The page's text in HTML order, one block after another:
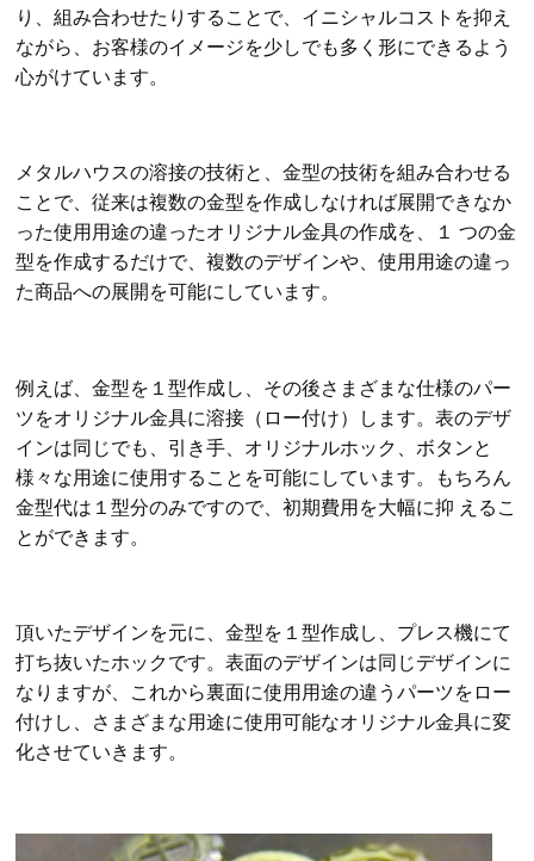
り、組み合わせたりすることで、イニシャルコストを抑え
ながら、お客様のイメージを少しでも多く形にできるよう
心がけています。
メタルハウスの溶接の技術と、金型の技術を組み合わせる
ことで、従来は複数の金型を作成しなければ展開できなか
った使用用途の違ったオリジナル金具の作成を、１ つの金
型を作成するだけで、複数のデザインや、使用用途の違っ
た商品への展開を可能にしています。
例えば、金型を１型作成し、その後さまざまな仕様のパー
ツをオリジナル金具に溶接（ロー付け）します。表のデザ
インは同じでも、引き手、オリジナルホック、ボタンと
様々な用途に使用することを可能にしています。もちろん
金型代は１型分のみですので、初期費用を大幅に抑 えるこ
とができます。
頂いたデザインを元に、金型を１型作成し、プレス機にて
打ち抜いたホックです。表面のデザインは同じデザインに
なりますが、これから裏面に使用用途の違うパーツをロー
付けし、さまざまな用途に使用可能なオリジナル金具に変
化させていきます。